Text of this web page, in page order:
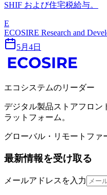
SHIF および住宅税給与。
E
ECOSIRE Research and
5月4日
エコシステムのリーダー
デジタル製品ストアフロン
ラットフォーム。
グローバル・リモートファ
最新情報を受け取る
メールアドレスを入力